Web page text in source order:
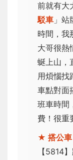
前就有大
駁車 」
時間，我
大哥很熱
蜒上山，
用煩惱找
車點對面
班車時間
費！很重
★ 搭公車
【5814